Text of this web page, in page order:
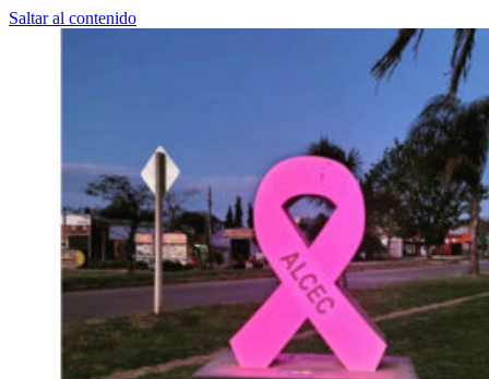
Saltar al contenido